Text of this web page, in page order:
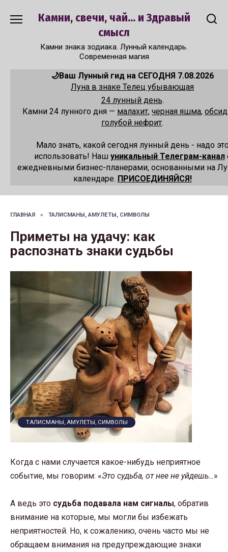
Камни, свечи, чай... и Здравый
смысл
Камни знака зодиака. Лунный календарь.
Современная магия
🌙Ваш Лунный гид на СЕГОДНЯ 7.08.2026
Луна в знаке Телец убывающая
24 лунный день.
Камни 24 лунного дня — малахит, черная яшма,
голубой нефрит.
Мало знать, какой сегодня лунный день - надо
использовать! Наш уникальный Телеграм-канал
ежедневными бизнес-планерами, основанными на
календаре. ПРИСОЕДИНЯЙСЯ!
ГЛАВНАЯ » ТАЛИСМАНЫ, АМУЛЕТЫ, СИМВОЛЫ
Приметы на удачу: как
распознать знаки судьбы
ТАЛИСМАНЫ, АМУЛЕТЫ, СИМВОЛЫ
Когда с нами случается какое-нибудь неприятное
событие, мы говорим: «Это судьба, от нее не уйдешь…»
А ведь это судьба подавала нам сигналы, обратив
внимание на которые, мы могли бы избежать
неприятностей. Но, к сожалению, очень часто мы не
обращаем внимания на предупреждающие знаки